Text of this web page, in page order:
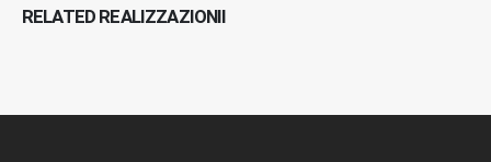
RELATED REALIZZAZIONII